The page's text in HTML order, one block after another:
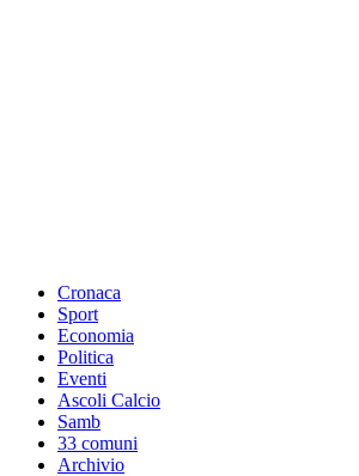
Cronaca
Sport
Economia
Politica
Eventi
Ascoli Calcio
Samb
33 comuni
Archivio